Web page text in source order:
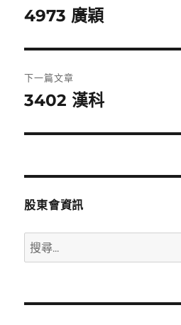
章
覽
上
篇
文
章:
4973 廣穎
下一篇文章
下
篇
章:
3402 漢科
股東會資訊
搜
尋
鍵